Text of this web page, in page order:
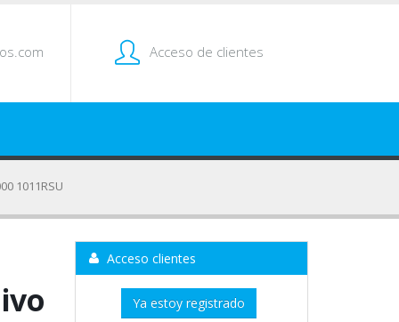
Acceso de clientes
1011RSU
Acceso clientes
Ya estoy registrado